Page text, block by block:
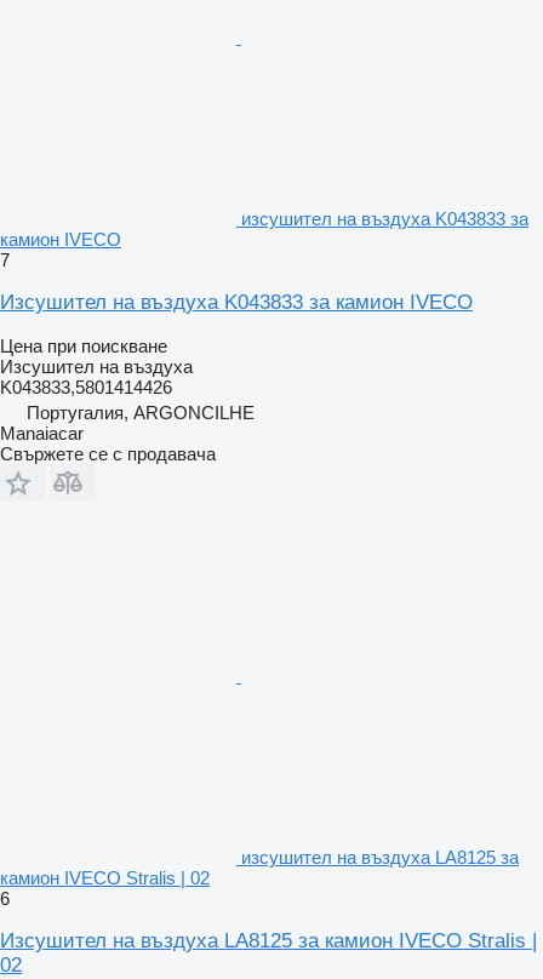
изсушител на въздуха K043833 за
камион IVECO
7
Изсушител на въздуха K043833 за камион IVECO
Цена при поискване
Изсушител на въздуха
K043833,5801414426
Португалия, ARGONCILHE
Manaiacar
Свържете се с продавача
изсушител на въздуха LA8125 за
камион IVECO Stralis | 02
6
Изсушител на въздуха LA8125 за камион IVECO Stralis |
02